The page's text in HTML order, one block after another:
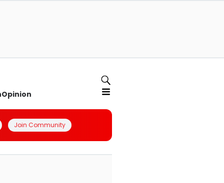
Opinion
Join Community